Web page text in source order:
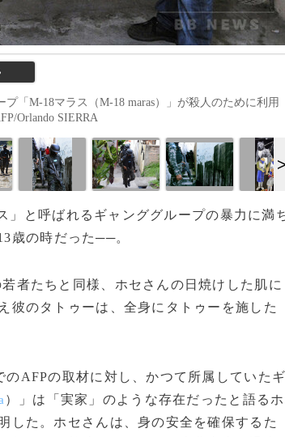
「M-18マラス（M-18 maras）」が殺人のために利用
Orlando SIERRA
」と呼ばれるギャンググループの暴力に満
歳の時だった──。
者たちと同様、ホセさんの日焼けした肌に
彼のタトゥーは、全身にタトゥーを施した
のAFPの取材に対し、かつて所属していた
）」は「実家」のような存在だったと語るホ
した。ホセさんは、身の安全を確保するた